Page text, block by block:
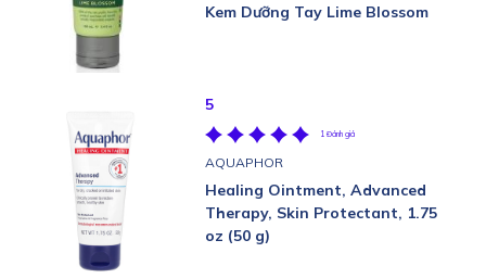
Kem Dưỡng Tay Lime Blossom
5
1 Đánh giá
AQUAPHOR
Healing Ointment, Advanced
Therapy, Skin Protectant, 1.75
oz (50 g)